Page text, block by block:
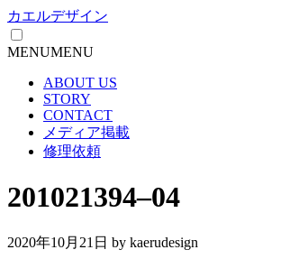
カエルデザイン
MENUMENU
ABOUT US
STORY
CONTACT
メディア掲載
修理依頼
201021394–04
2020年10月21日 by kaerudesign